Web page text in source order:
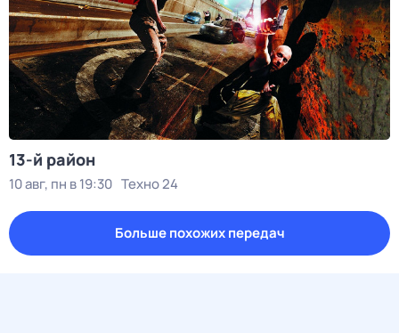
13-й район
10 авг, пн в 19:30 Техно 24
Больше похожих передач